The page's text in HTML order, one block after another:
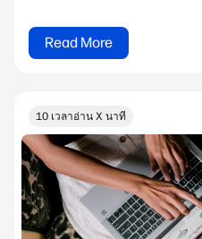
Read More
10 เวลาอ่าน X นาที